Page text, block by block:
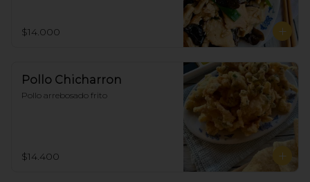
$14.000
Pollo Chicharron
Pollo arrebosado frito
$14.400